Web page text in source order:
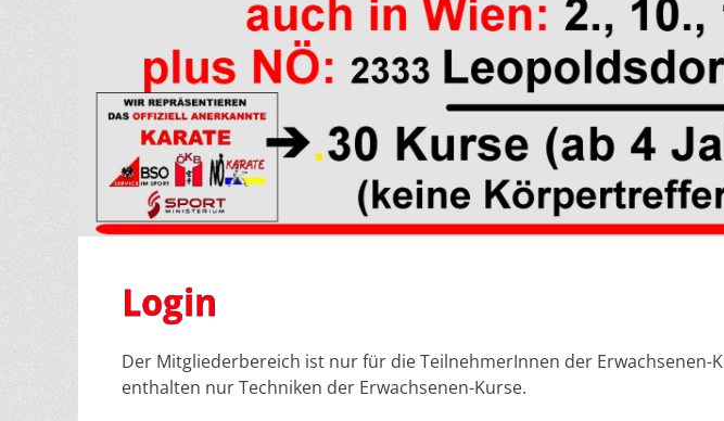
Login
Der Mitgliederbereich ist nur für die TeilnehmerInnen der Erwachsenen-
enthalten nur Techniken der Erwachsenen-Kurse.